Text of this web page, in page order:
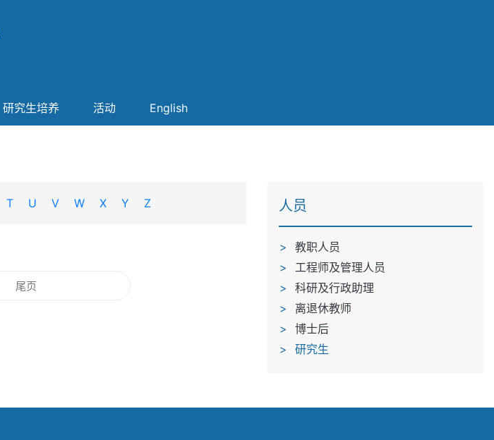
研究生培养 活动 English
T U V W X Y Z
尾页
人员
教职人员
工程师及管理人员
科研及行政助理
离退休教师
博士后
研究生